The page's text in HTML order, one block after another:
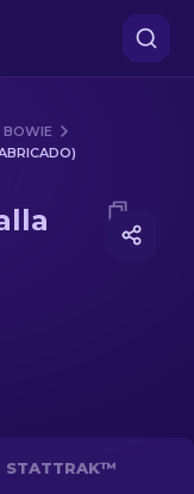
BOWIE
safari (Recién
STATTRAK™